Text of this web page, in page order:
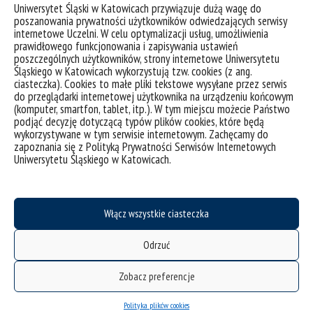
Uniwersytet Śląski w Katowicach przywiązuje dużą wagę do
poszanowania prywatności użytkowników odwiedzających serwisy
internetowe Uczelni. W celu optymalizacji usług, umożliwienia
prawidłowego funkcjonowania i zapisywania ustawień
poszczególnych użytkowników, strony internetowe Uniwersytetu
Śląskiego w Katowicach wykorzystują tzw. cookies (z ang.
ciasteczka). Cookies to małe pliki tekstowe wysyłane przez serwis
do przeglądarki internetowej użytkownika na urządzeniu końcowym
(komputer, smartfon, tablet, itp.). W tym miejscu możecie Państwo
podjąć decyzję dotyczącą typów plików cookies, które będą
wykorzystywane w tym serwisie internetowym. Zachęcamy do
zapoznania się z Polityką Prywatności Serwisów Internetowych
Uniwersytetu Śląskiego w Katowicach.
Włącz wszystkie ciasteczka
Odrzuć
Zobacz preferencje
Polityka plików cookies
została laureatką konkursu SONATA 20. Projekt zatytułowany:
Fluorochinolonowe ciecze jonowe nowej generacji: skuteczne środki
antybiofilmowe” uzyska dofinansowanie na kwotę 1 310 280 PLN. Projekt
ten będzie realizowany w partnerstwie z Gdańskim Uniwersytetem
Medycznym oraz Uniwersytetem Jagiellońskim.
Laureatom składamy serdeczne gratulacje i życzymy dalszych sukcesów.
Pełna informacja o wynikach konkursów OPUS 28 i SONATA 20 dostępna
jest na stronie Narodowego Centrum Nauki.